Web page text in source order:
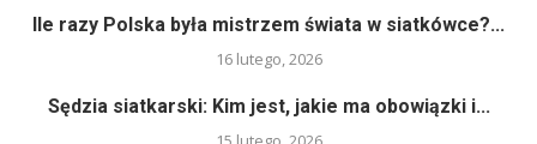
Ile razy Polska była mistrzem świata w siatkówce?...
16 lutego, 2026
Sędzia siatkarski: Kim jest, jakie ma obowiązki i...